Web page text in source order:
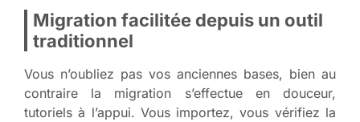
Migration facilitée depuis un outil
traditionnel
Vous n’oubliez pas vos anciennes bases, bien au
contraire la migration s’effectue en douceur,
tutoriels à l’appui. Vous importez, vous vérifiez la